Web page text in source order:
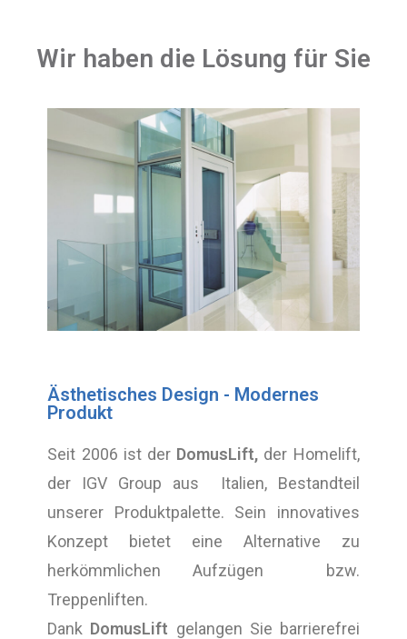
Wir haben die Lösung für Sie
Ästhetisches Design - Modernes
Produkt
Seit 2006 ist der DomusLift, der Homelift,
der IGV Group aus Italien, Bestandteil
unserer Produktpalette. Sein innovatives
Konzept bietet eine Alternative zu
herkömmlichen Aufzügen bzw.
Treppenliften.
Dank DomusLift gelangen Sie barrierefrei